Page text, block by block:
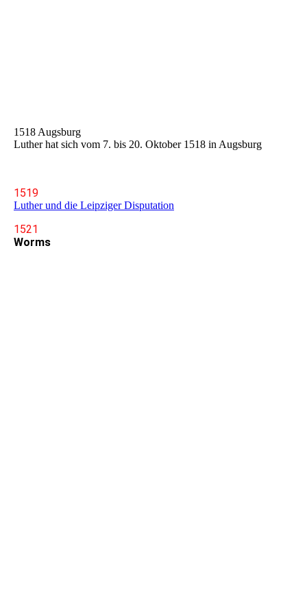
1518 Augsburg
Luther hat sich vom 7. bis 20. Oktober 1518 in Augsburg
1519
Luther und die Leipziger Disputation
1521
Worms